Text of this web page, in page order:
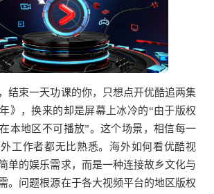
结束一天功课的你，只想点开优酷追两集
》，换来的却是屏幕上冰冷的“由于版权
本地区不可播放”。这个场景，相信每一
工作者都无比熟悉。海外如何看优酷视
单的娱乐需求，而是一种连接故乡文化与
。问题根源在于各大视频平台的地区版权